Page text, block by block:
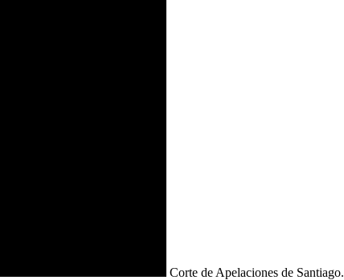
Corte de Apelaciones de Santiago.